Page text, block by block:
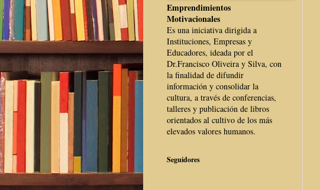
Emprendimientos
Motivacionales
Es una iniciativa dirigida a
Instituciones, Empresas y
Educadores, ideada por el
Dr.Francisco Oliveira y Silva, con
la finalidad de difundir
información y consolidar la
cultura, a través de conferencias,
talleres y publicación de libros
orientados al cultivo de los más
elevados valores humanos.
Seguidores